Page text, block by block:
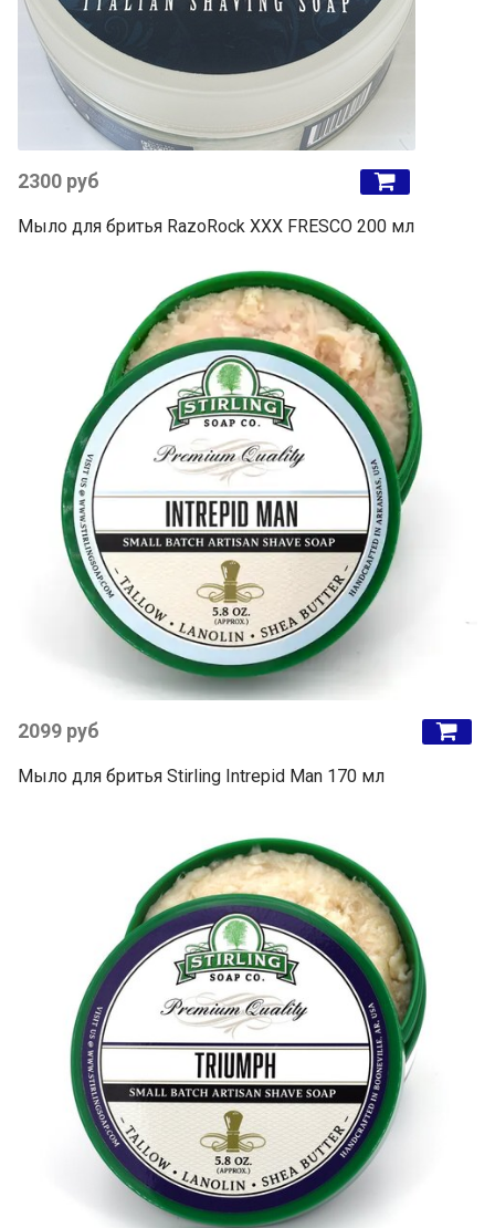
2300 руб
Мыло для бритья RazoRock XXX FRESCO 200 мл
2099 руб
Мыло для бритья Stirling Intrepid Man 170 мл